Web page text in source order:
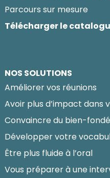
Parcours sur mesure
Télécharger le
NOS SOLUTIONS
Améliorer vos réunions
Avoir plus d’impact dans
Convaincre du bien-
Développer votre
Être plus fluide à l’oral
Vous préparer à une